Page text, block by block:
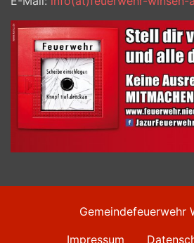
Gemeindefeuerwehr
Impressum